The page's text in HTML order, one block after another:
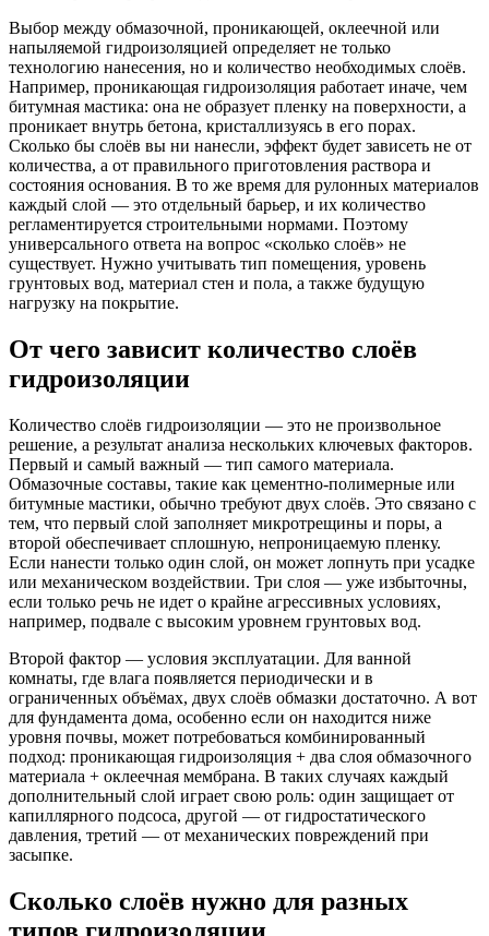
Выбор между обмазочной, проникающей, оклеечной или
напыляемой гидроизоляцией определяет не только
технологию нанесения, но и количество необходимых слоёв.
Например, проникающая гидроизоляция работает иначе, чем
битумная мастика: она не образует пленку на поверхности, а
проникает внутрь бетона, кристаллизуясь в его порах.
Сколько бы слоёв вы ни нанесли, эффект будет зависеть не от
количества, а от правильного приготовления раствора и
состояния основания. В то же время для рулонных материалов
каждый слой — это отдельный барьер, и их количество
регламентируется строительными нормами. Поэтому
универсального ответа на вопрос «сколько слоёв» не
существует. Нужно учитывать тип помещения, уровень
грунтовых вод, материал стен и пола, а также будущую
нагрузку на покрытие.
От чего зависит количество слоёв
гидроизоляции
Количество слоёв гидроизоляции — это не произвольное
решение, а результат анализа нескольких ключевых факторов.
Первый и самый важный — тип самого материала.
Обмазочные составы, такие как цементно-полимерные или
битумные мастики, обычно требуют двух слоёв. Это связано с
тем, что первый слой заполняет микротрещины и поры, а
второй обеспечивает сплошную, непроницаемую пленку.
Если нанести только один слой, он может лопнуть при усадке
или механическом воздействии. Три слоя — уже избыточны,
если только речь не идет о крайне агрессивных условиях,
например, подвале с высоким уровнем грунтовых вод.
Второй фактор — условия эксплуатации. Для ванной
комнаты, где влага появляется периодически и в
ограниченных объёмах, двух слоёв обмазки достаточно. А вот
для фундамента дома, особенно если он находится ниже
уровня почвы, может потребоваться комбинированный
подход: проникающая гидроизоляция + два слоя обмазочного
материала + оклеечная мембрана. В таких случаях каждый
дополнительный слой играет свою роль: один защищает от
капиллярного подсоса, другой — от гидростатического
давления, третий — от механических повреждений при
засыпке.
Сколько слоёв нужно для разных
типов гидроизоляции